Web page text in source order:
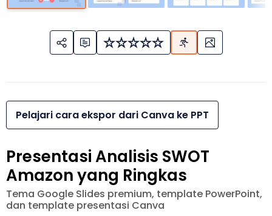
Pelajari cara ekspor dari Canva ke PPT
Presentasi Analisis SWOT
Amazon yang Ringkas
Tema Google Slides premium, template PowerPoint,
dan template presentasi Canva